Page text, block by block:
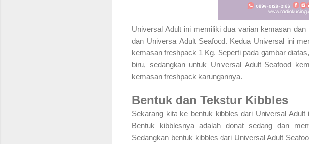
Universal Adult ini memiliki dua varian kemasan
dan Universal Adult Seafood. Kedua Universal ini
kemasan freshpack 1 Kg. Seperti pada gambar
biru, sedangkan untuk Universal Adult Seafood
kemasan freshpack karungannya.
Bentuk dan Tekstur Kibbles
Sekarang kita ke bentuk kibbles dari Universal
Bentuk kibblesnya adalah donat sedang dan
Sedangkan bentuk kibbles dari Universal Adult